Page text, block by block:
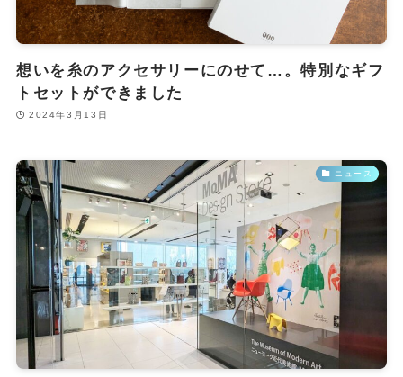
想いを糸のアクセサリーにのせて…。特別なギフ
トセットができました
2024年3月13日
ニュース